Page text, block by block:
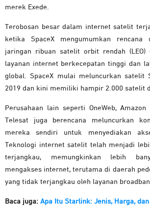
merek Exede.
Terobosan besar dalam internet satelit
ketika SpaceX mengumumkan rencana
jaringan ribuan satelit orbit rendah (LEO)
layanan internet berkecepatan tinggi dan
global. SpaceX mulai meluncurkan satelit
2019 dan kini memiliki hampir 2.000 satelit
Perusahaan lain seperti OneWeb,
Telesat juga berencana meluncurkan
mereka sendiri untuk menyediakan
Teknologi internet satelit telah menjadi
terjangkau, memungkinkan lebih
mengakses internet, terutama di daerah
yang tidak terjangkau oleh layanan
Baca juga: Apa Itu Starlink: Jenis, Harga,